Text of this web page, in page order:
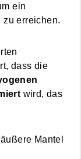
ein
zu erreichen.
dass die
wird, das
Mantel